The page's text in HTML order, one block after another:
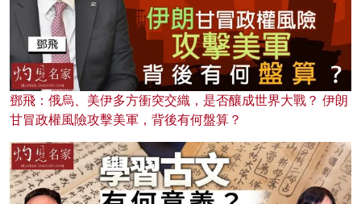
鄧飛：俄烏、美伊多方衝突交織，是否釀成世界大戰？ 伊朗
甘冒政權風險攻擊美軍，背後有何盤算？